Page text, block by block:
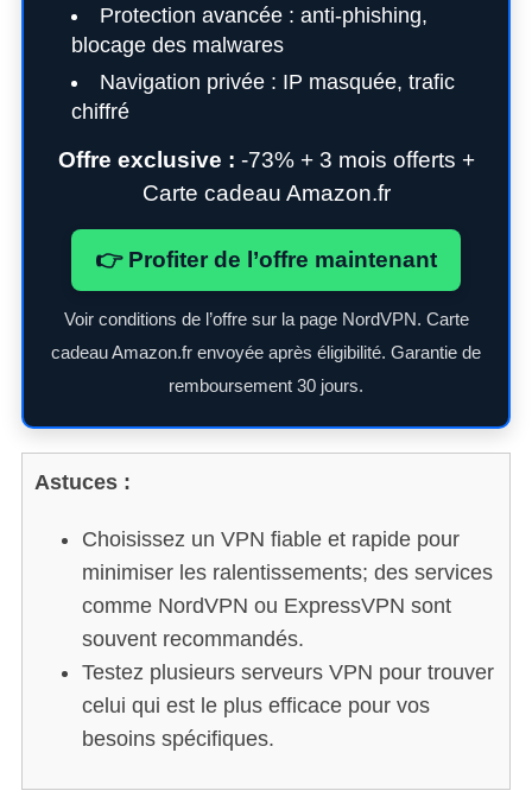
Protection avancée : anti-phishing,
blocage des malwares
Navigation privée : IP masquée, trafic
chiffré
Offre exclusive : -73% + 3 mois offerts +
Carte cadeau Amazon.fr
👉 Profiter de l’offre maintenant
Voir conditions de l’offre sur la page NordVPN. Carte
cadeau Amazon.fr envoyée après éligibilité. Garantie de
remboursement 30 jours.
Astuces :
Choisissez un VPN fiable et rapide pour
minimiser les ralentissements; des services
comme NordVPN ou ExpressVPN sont
souvent recommandés.
Testez plusieurs serveurs VPN pour trouver
celui qui est le plus efficace pour vos
besoins spécifiques.